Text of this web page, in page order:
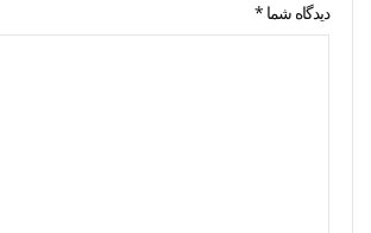
دیدگاه شما *